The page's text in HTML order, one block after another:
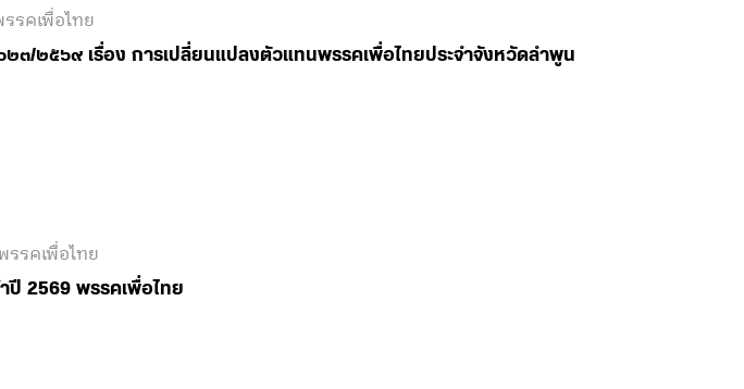
รคเพื่อไทย
๓/๒๕๖๙ เรื่อง การเปลี่ยนแปลงตัวแทนพรรคเพื่อไทยประจำจังหวัดลำพูน
รรคเพื่อไทย
ปี 2569 พรรคเพื่อไทย